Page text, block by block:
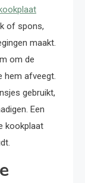
of spons,
maakt.
om de
hem afveegt.
gebruikt,
Een
kookplaat